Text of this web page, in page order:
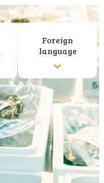
Foreign
language